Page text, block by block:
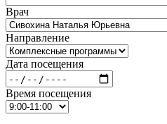
Врач
Направление
Дата посещения
Время посещения